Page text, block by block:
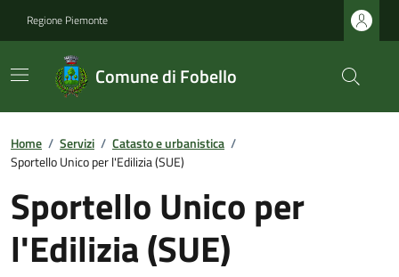
Regione Piemonte
Comune di Fobello
Home / Servizi / Catasto e urbanistica /
Sportello Unico per l'Edilizia (SUE)
Sportello Unico per
l'Edilizia (SUE)